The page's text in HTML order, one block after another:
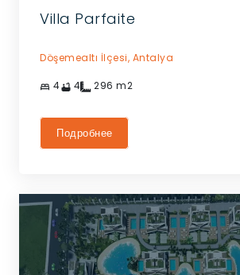
Villa Parfaite
Döşemealtı İlçesi, Antalya
4 4 296 m2
Подробнее